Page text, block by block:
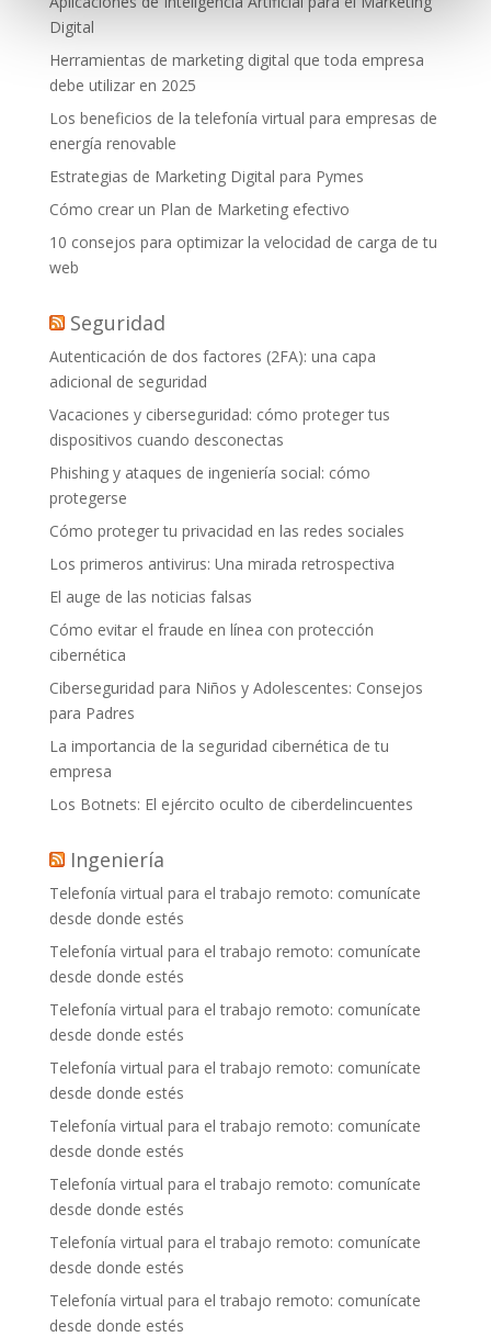
Digital
Herramientas de marketing digital que toda empresa
debe utilizar en 2025
Los beneficios de la telefonía virtual para empresas de
energía renovable
Estrategias de Marketing Digital para Pymes
Cómo crear un Plan de Marketing efectivo
10 consejos para optimizar la velocidad de carga de tu
web
Seguridad
Autenticación de dos factores (2FA): una capa
adicional de seguridad
Vacaciones y ciberseguridad: cómo proteger tus
dispositivos cuando desconectas
Phishing y ataques de ingeniería social: cómo
protegerse
Cómo proteger tu privacidad en las redes sociales
Los primeros antivirus: Una mirada retrospectiva
El auge de las noticias falsas
Cómo evitar el fraude en línea con protección
cibernética
Ciberseguridad para Niños y Adolescentes: Consejos
para Padres
La importancia de la seguridad cibernética de tu
empresa
Los Botnets: El ejército oculto de ciberdelincuentes
Ingeniería
Telefonía virtual para el trabajo remoto: comunícate
desde donde estés
Telefonía virtual para el trabajo remoto: comunícate
desde donde estés
Telefonía virtual para el trabajo remoto: comunícate
desde donde estés
Telefonía virtual para el trabajo remoto: comunícate
desde donde estés
Telefonía virtual para el trabajo remoto: comunícate
desde donde estés
Telefonía virtual para el trabajo remoto: comunícate
desde donde estés
Telefonía virtual para el trabajo remoto: comunícate
desde donde estés
Telefonía virtual para el trabajo remoto: comunícate
desde donde estés